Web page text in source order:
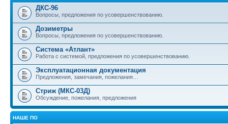
ДКС-96
Вопросы, предложения по усовершенствованию.
Дозиметры
Вопросы, предложения по усовершенствованию.
Система «Атлант»
Работа с системой, предложения по усовершенствованию.
Эксплуатационная документация
Предложения, замечания, пожелания…
Стриж (МКС-03Д)
Обсуждение, пожелания, предложения
НАШЕ ПО